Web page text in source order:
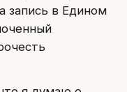
запись в Едином